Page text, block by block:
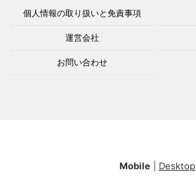
個人情報の取り扱いと免責事項
運営会社
お問い合わせ
Mobile Desktop